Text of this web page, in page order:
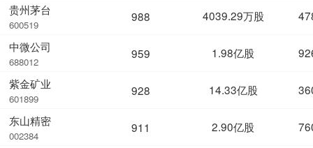
贵州茅台
600519
中微公司
688012
紫金矿业
601899
东山精密
002384
988 4039.29万股
959 1.98亿股
928 14.33亿股
911 2.90亿股